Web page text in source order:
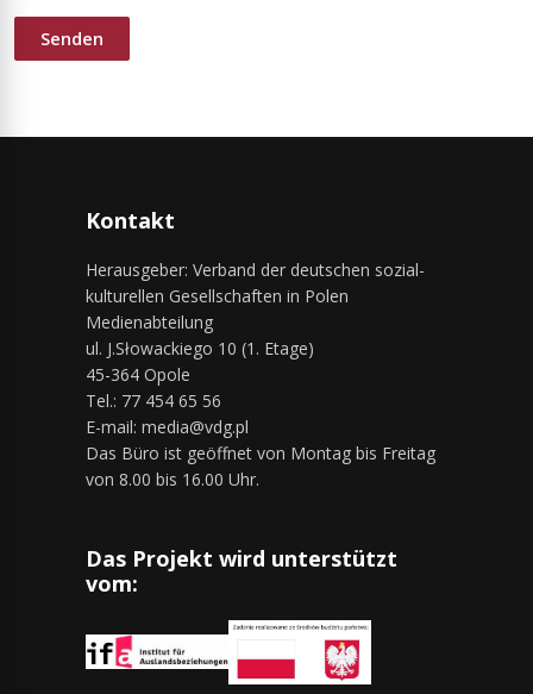
Kontakt
Herausgeber: Verband der deutschen sozial-
kulturellen Gesellschaften in Polen
Medienabteilung
ul. J.Słowackiego 10 (1. Etage)
45-364 Opole
Tel.: 77 454 65 56
E-mail: media@vdg.pl
Das Büro ist geöffnet von Montag bis Freitag
von 8.00 bis 16.00 Uhr.
Das Projekt wird unterstützt
vom: